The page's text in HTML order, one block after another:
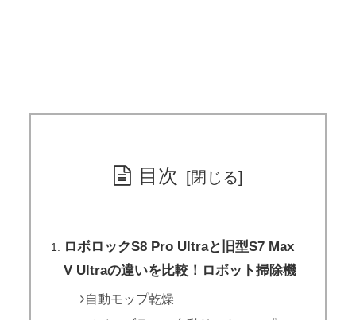
目次
ロボロックS8 Pro Ultraと旧型S7 Max
V Ultraの違いを比較！ロボット掃除機
自動モップ乾燥